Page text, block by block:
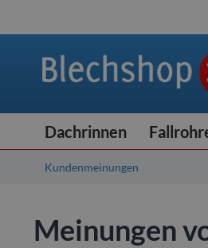
Dachrinnen
Kundenmeinungen
Meinungen